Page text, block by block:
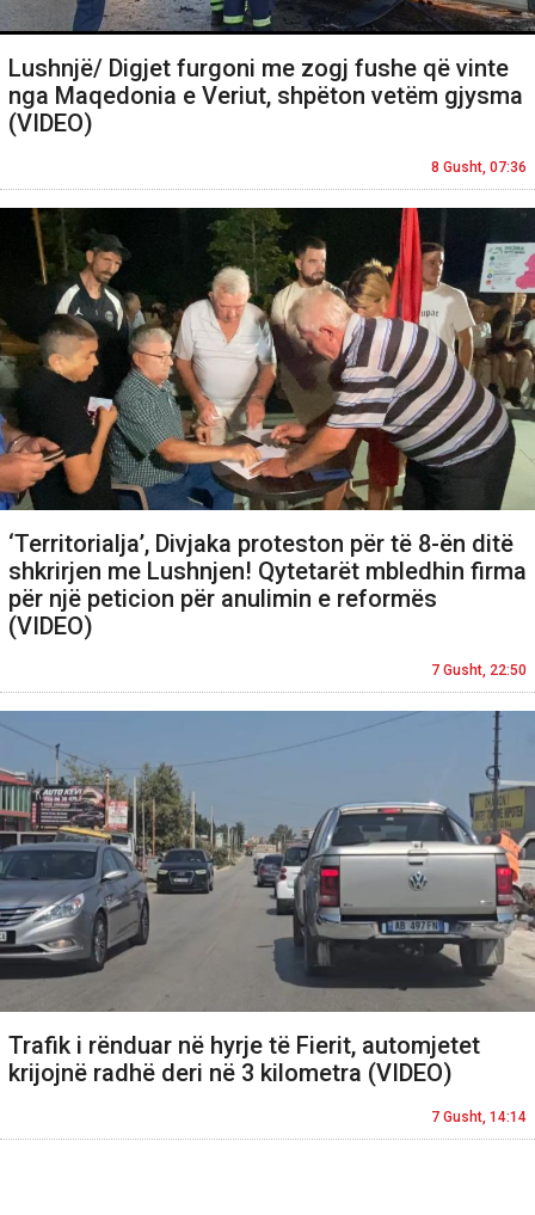
Lushnjë/ Digjet furgoni me zogj fushe që vinte
nga Maqedonia e Veriut, shpëton vetëm gjysma
(VIDEO)
8 Gusht, 07:36
‘Territorialja’, Divjaka proteston për të 8-ën ditë
shkrirjen me Lushnjen! Qytetarët mbledhin firma
për një peticion për anulimin e reformës
(VIDEO)
7 Gusht, 22:50
Trafik i rënduar në hyrje të Fierit, automjetet
krijojnë radhë deri në 3 kilometra (VIDEO)
7 Gusht, 14:14